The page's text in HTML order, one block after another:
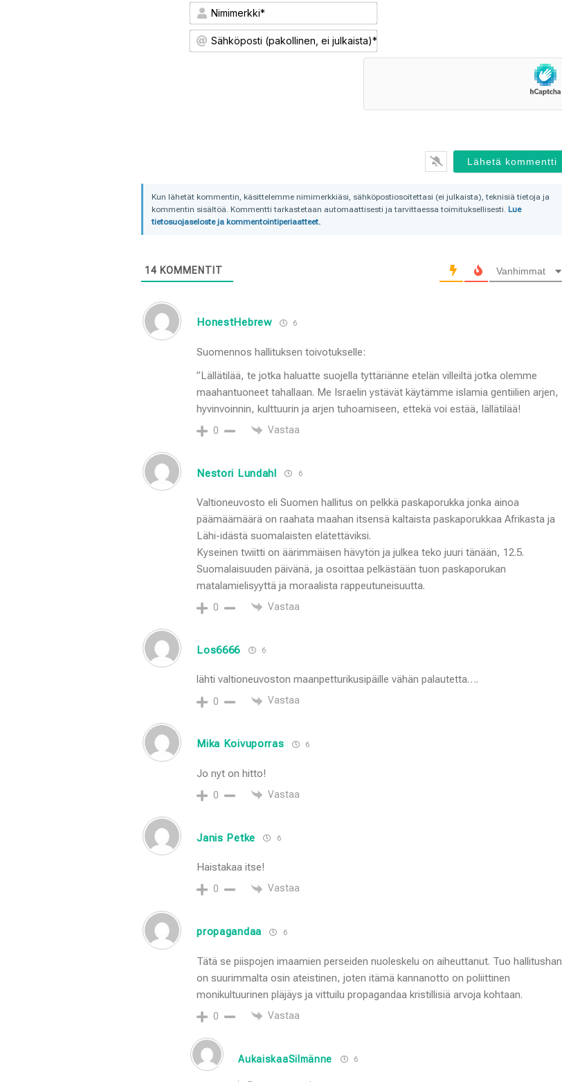
Nimimerkki*
Sähköposti
(pakollinen,
Kun lähetät kommentin, käsittelemme nimimerkkiäsi, sähköpostiosoitettasi (ei julkaista), teknisiä tietoja ja
kommentin sisältöä. Kommentti tarkastetaan automaattisesti ja tarvittaessa toimituksellisesti.Lue
tietosuojaseloste ja kommentointiperiaatteet.
14 KOMMENTIT Vanhimmat
HonestHebrew 6
Suomennos hallituksen toivotukselle:
”Lällätilää, te jotka haluatte suojella tyttäriänne etelän villeiltä jotka olemme
maahantuoneet tahallaan. Me Israelin ystävät käytämme islamia gentiilien arjen,
hyvinvoinnin, kulttuurin ja arjen tuhoamiseen, ettekä voi estää, lällätilää!
0 Vastaa
Nestori Lundahl 6
Valtioneuvosto eli Suomen hallitus on pelkkä paskaporukka jonka ainoa
päämäämäärä on raahata maahan itsensä kaltaista paskaporukkaa Afrikasta ja
Lähi-idästä suomalaisten elätettäviksi.
Kyseinen twiitti on äärimmäisen hävytön ja julkea teko juuri tänään, 12.5.
Suomalaisuuden päivänä, ja osoittaa pelkästään tuon paskaporukan
matalamielisyyttä ja moraalista rappeutuneisuutta.
0 Vastaa
Los6666 6
lähti valtioneuvoston maanpetturikusipäille vähän palautetta….
0 Vastaa
Mika Koivuporras 6
Jo nyt on hitto!
0 Vastaa
Janis Petke 6
Haistakaa itse!
0 Vastaa
propagandaa 6
Tätä se piispojen imaamien perseiden nuoleskelu on aiheuttanut. Tuo hallitushan
on suurimmalta osin ateistinen, joten itämä kannanotto on poliittinen
monikultuurinen pläjäys ja vittuilu propagandaa kristillisiä arvoja kohtaan.
0 Vastaa
AukaiskaaSilmänne 6